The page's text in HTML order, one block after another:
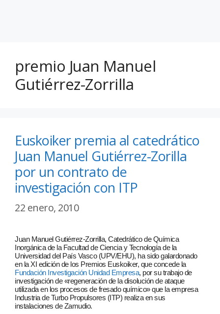
premio Juan Manuel
Gutiérrez-Zorrilla
Euskoiker premia al catedrático
Juan Manuel Gutiérrez-Zorilla
por un contrato de
investigación con ITP
22 enero, 2010
Juan Manuel Gutiérrez-Zorrilla, Catedrático de Química
Inorgánica de la Facultad de Ciencia y Tecnología de la
Universidad del País Vasco (UPV/EHU), ha sido galardonado
en la XI edición de los Premios Euskoiker, que concede la
Fundación Investigación Unidad Empresa, por su trabajo de
investigación de «regeneración de la disolución de ataque
utilizada en los procesos de fresado químico» que la empresa
Industria de Turbo Propulsores (ITP) realiza en sus
instalaciones de Zamudio.